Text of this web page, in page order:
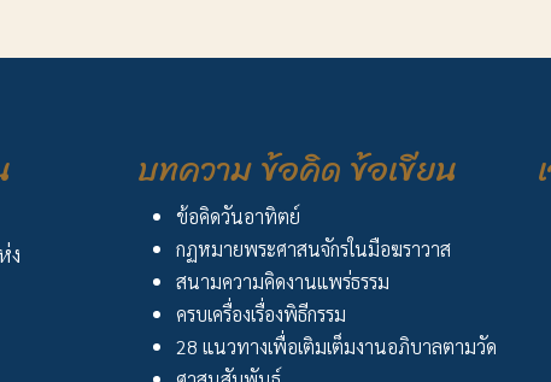
ง
บทความ ข้อคิด ข้อเขียน
ข้อคิดวันอาทิตย์
กฏหมายพระศาสนจักรในมือฆราวาส
สนามความคิดงานแพร่ธรรม
ครบเครื่องเรื่องพิธีกรรม
28 แนวทางเพื่อเติมเต็มงานอภิบาลตามวัด